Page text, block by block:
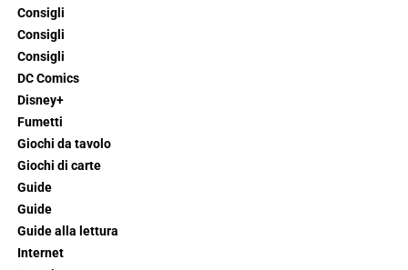
Consigli
Consigli
Consigli
DC Comics
Disney+
Fumetti
Giochi da tavolo
Giochi di carte
Guide
Guide
Guide alla lettura
Internet